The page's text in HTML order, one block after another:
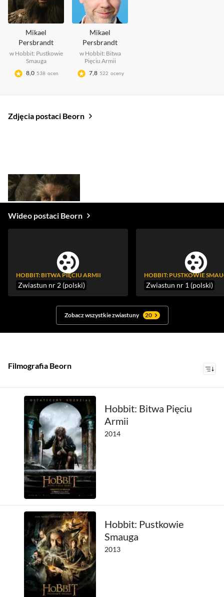
Mikael
Persbrandt
w Hobbit: Pustkowie
Smauga
8,0 538 ocen
Mikael
Persbrandt
w Hobbit: Bitwa
Pięciu Armii
7,8 522 oceny
Zdjęcia postaci Beorn
Wideo postaci Beorn
HOBBIT: BITWA PIĘCIU ARMII
Zwiastun nr 2 (polski)
HOBBIT: PUSTKOWIE
Zwiastun nr 1 (polski)
Zobacz wszystkie zwiastuny 20
Filmografia Beorn
Hobbit: Bitwa Pięciu
Armii
2014
Hobbit: Pustkowie
Smauga
2013